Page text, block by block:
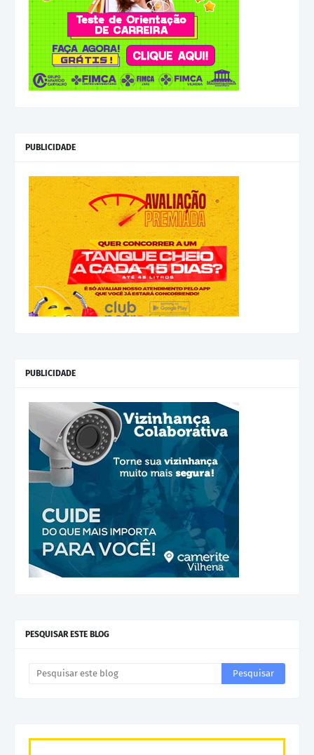
PUBLICIDADE
PUBLICIDADE
PESQUISAR ESTE BLOG